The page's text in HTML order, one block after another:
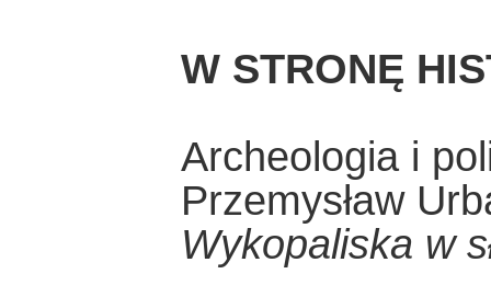
W STRONĘ
Archeologia i
Przemysław
Wykopaliska w